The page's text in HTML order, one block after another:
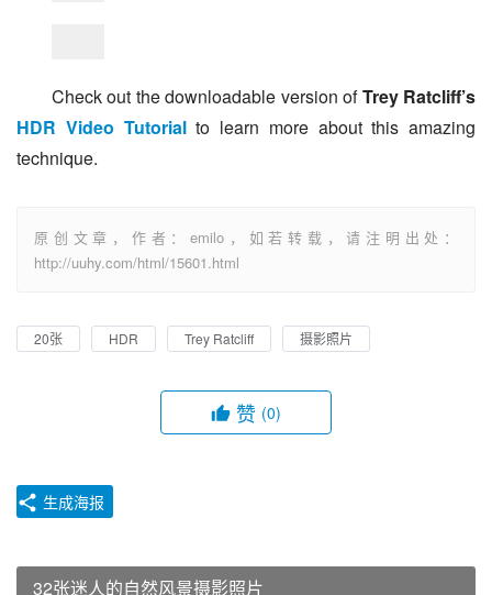
Check out the downloadable version of
HDR Video Tutorial to learn more about this amazing
technique.
原创文章，作者：emilo，如若转载，请注明出处：
http://uuhy.com/html/15601.html
20张 HDR Trey Ratcliff 摄影照片
赞 (0)
生成海报
32张迷人的自然风景摄影照片